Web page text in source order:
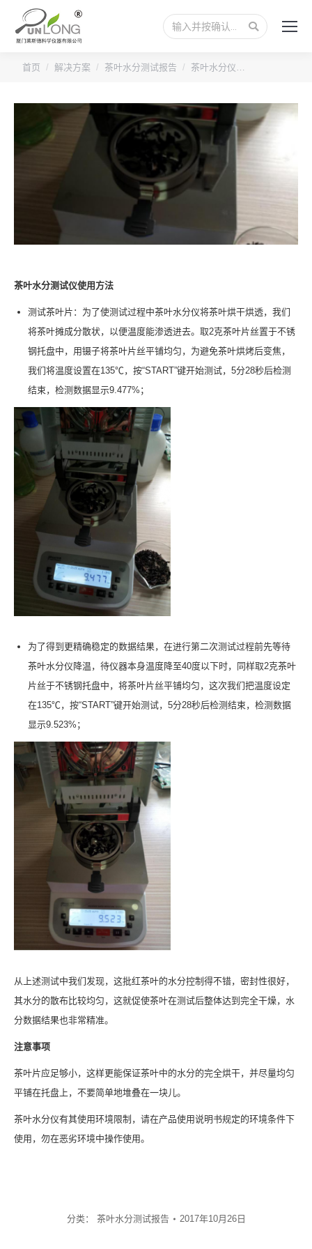
搜
索：
您的位置：
首页 解决方案 茶叶水分测试报告 茶叶水分仪…
茶叶水分测试仪使用方法
测试茶叶片：为了使测试过程中茶叶水分仪将茶叶烘干烘透，我们
将茶叶摊成分散状，以便温度能渗透进去。取2克茶叶片丝置于不锈
钢托盘中，用镊子将茶叶片丝平铺均匀，为避免茶叶烘烤后变焦，
我们将温度设置在135℃，按“START”键开始测试，5分28秒后检测
结束，检测数据显示9.477%；
为了得到更精确稳定的数据结果，在进行第二次测试过程前先等待
茶叶水分仪降温，待仪器本身温度降至40度以下时，同样取2克茶叶
片丝于不锈钢托盘中，将茶叶片丝平铺均匀，这次我们把温度设定
在135℃，按“START”键开始测试，5分28秒后检测结束，检测数据
显示9.523%；
从上述测试中我们发现，这批红茶叶的水分控制得不错，密封性很好，
其水分的散布比较均匀，这就促使茶叶在测试后整体达到完全干燥，水
分数据结果也非常精准。
注意事项
茶叶片应足够小，这样更能保证茶叶中的水分的完全烘干，并尽量均匀
平铺在托盘上，不要简单地堆叠在一块儿。
茶叶水分仪有其使用环境限制，请在产品使用说明书规定的环境条件下
使用，勿在恶劣环境中操作使用。
分类： 茶叶水分测试报告 2017年10月26日